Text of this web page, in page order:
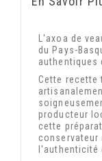
L'axoa de
du Pays-
authentiques
Cette recette
producteur
cette
conservateur
l'authenticité